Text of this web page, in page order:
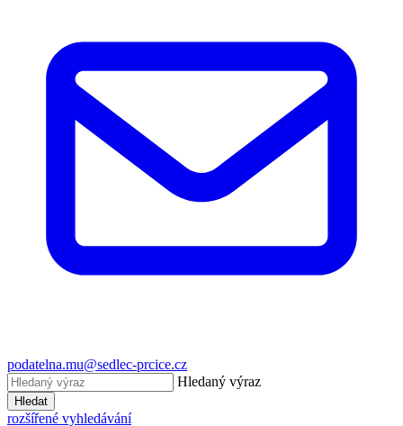
podatelna.mu@sedlec-prcice.cz
Hledaný výraz
Hledat
rozšířené vyhledávání